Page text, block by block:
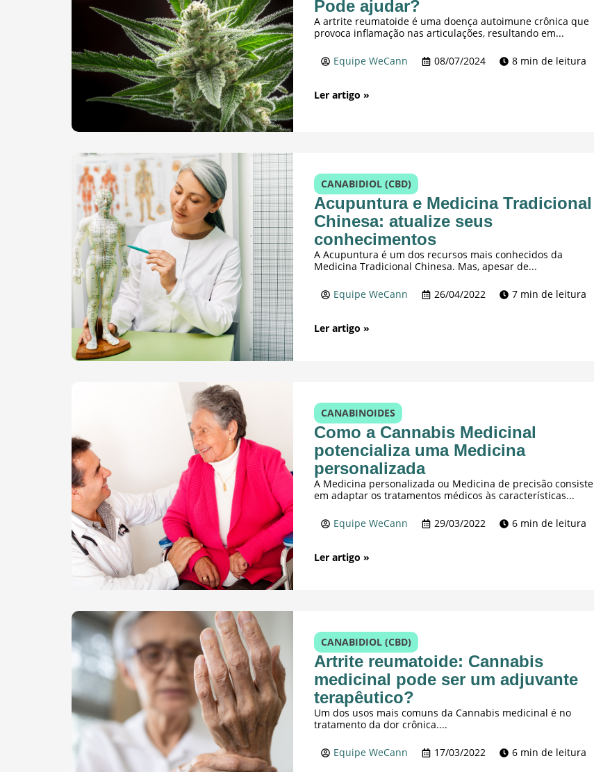
Pode ajudar?
A artrite reumatoide é uma doença autoimune crônica que
provoca inflamação nas articulações, resultando em...
Equipe WeCann 08/07/2024 8 min de leitura
Ler artigo »
CANABIDIOL (CBD)
Acupuntura e Medicina Tradicional
Chinesa: atualize seus
conhecimentos
A Acupuntura é um dos recursos mais conhecidos da
Medicina Tradicional Chinesa. Mas, apesar de...
Equipe WeCann 26/04/2022 7 min de leitura
Ler artigo »
CANABINOIDES
Como a Cannabis Medicinal
potencializa uma Medicina
personalizada
A Medicina personalizada ou Medicina de precisão consiste
em adaptar os tratamentos médicos às características...
Equipe WeCann 29/03/2022 6 min de leitura
Ler artigo »
CANABIDIOL (CBD)
Artrite reumatoide: Cannabis
medicinal pode ser um adjuvante
terapêutico?
Um dos usos mais comuns da Cannabis medicinal é no
tratamento da dor crônica....
Equipe WeCann 17/03/2022 6 min de leitura